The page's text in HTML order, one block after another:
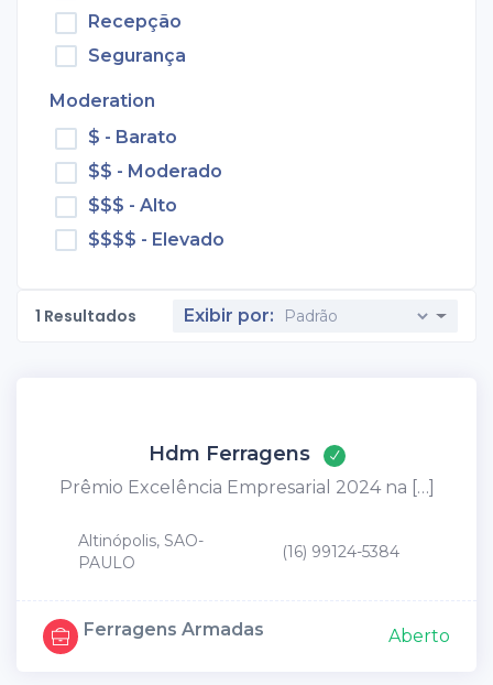
Recepção
Segurança
Moderation
$ - Barato
$$ - Moderado
$$$ - Alto
$$$$ - Elevado
1 Resultados Exibir por:
Hdm Ferragens
Prêmio Excelência Empresarial 2024 na […]
Altinópolis, SAO-
PAULO
(16) 99124-5384
Ferragens Armadas Aberto